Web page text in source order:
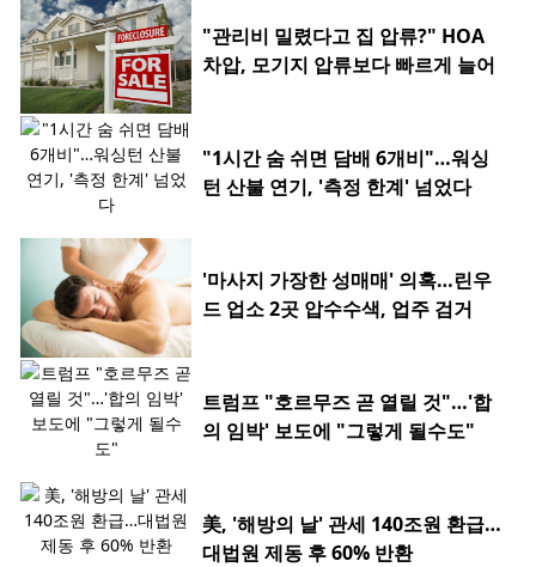
"관리비 밀렸다고 집 압류?" HOA
차압, 모기지 압류보다 빠르게 늘어
"1시간 숨 쉬면 담배 6개비"…워싱
턴 산불 연기, '측정 한계' 넘었다
'마사지 가장한 성매매' 의혹…린우
드 업소 2곳 압수수색, 업주 검거
트럼프 "호르무즈 곧 열릴 것"…'합
의 임박' 보도에 "그렇게 될수도"
美, '해방의 날' 관세 140조원 환급…
대법원 제동 후 60% 반환